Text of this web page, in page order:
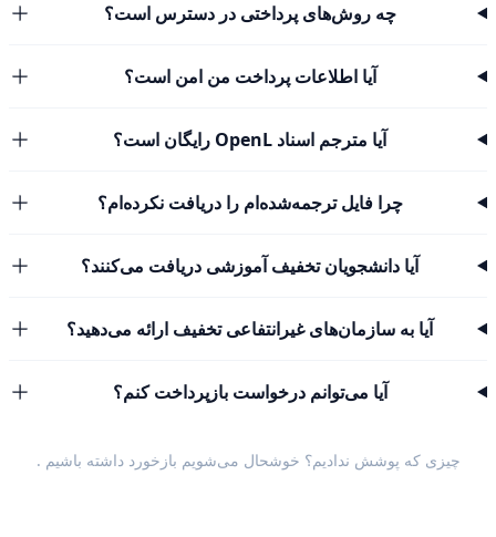
چه روش‌های پرداختی در دسترس است؟
آیا اطلاعات پرداخت من امن است؟
آیا مترجم اسناد OpenL رایگان است؟
چرا فایل ترجمه‌شده‌ام را دریافت نکرده‌ام؟
آیا دانشجویان تخفیف آموزشی دریافت می‌کنند؟
آیا به سازمان‌های غیرانتفاعی تخفیف ارائه می‌دهید؟
آیا می‌توانم درخواست بازپرداخت کنم؟
چیزی که پوشش ندادیم؟ خوشحال می‌شویم بازخورد داشته باشیم .